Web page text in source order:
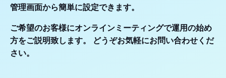
管理画面から簡単に設定できます。
ご希望のお客様にオンラインミーティングで運用の始め
方をご説明致します。 どうぞお気軽にお問い合わせくだ
さい。